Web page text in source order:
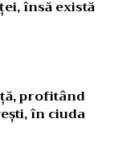
însă există
profitând
în ciuda